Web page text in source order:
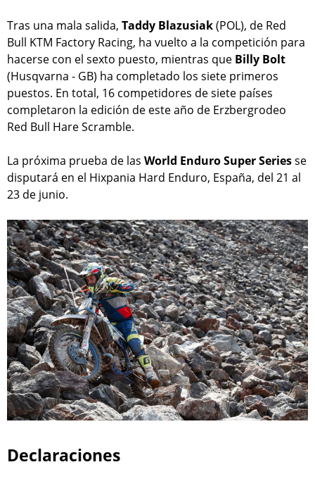
Tras una mala salida, Taddy Blazusiak(POL), de Red
Bull KTM Factory Racing, ha vuelto a la competición para
hacerse con el sexto puesto, mientras que Billy Bolt
(Husqvarna - GB) ha completado los siete primeros
puestos. En total, 16 competidores de siete países
completaron la edición de este año de Erzbergrodeo
Red Bull Hare Scramble.
La próxima prueba de las World Enduro Super Seriesse
disputará en el Hixpania Hard Enduro, España, del 21 al
23 de junio.
Declaraciones